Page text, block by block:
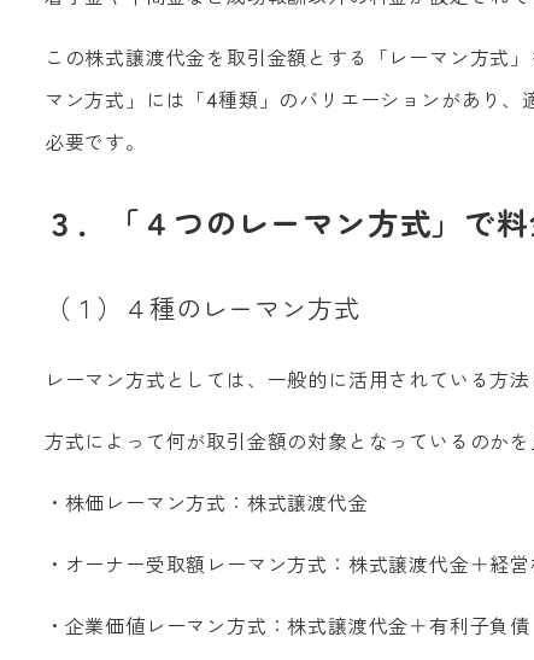
この株式譲渡代金を取引金額とする「レーマン方式
マン方式」には「4種類」のバリエーションがあり
必要です。
３．「４つのレーマン方式」で
（１）４種のレーマン方式
レーマン方式としては、一般的に活用されている方
方式によって何が取引金額の対象となっているのかを
・株価レーマン方式：株式譲渡代金
・オーナー受取額レーマン方式：株式譲渡代金＋経
・企業価値レーマン方式：株式譲渡代金＋有利子負債